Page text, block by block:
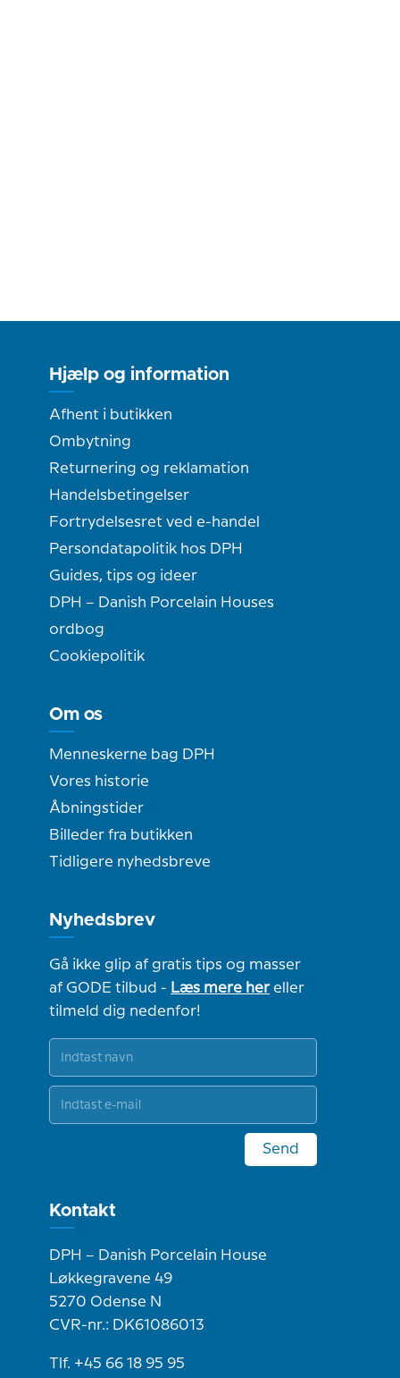
Hjælp og information
Afhent i butikken
Ombytning
Returnering og reklamation
Handelsbetingelser
Fortrydelsesret ved e-handel
Persondatapolitik hos DPH
Guides, tips og ideer
DPH – Danish Porcelain Houses
ordbog
Cookiepolitik
Om os
Menneskerne bag DPH
Vores historie
Åbningstider
Billeder fra butikken
Tidligere nyhedsbreve
Nyhedsbrev
Gå ikke glip af gratis tips og masser
af GODE tilbud - Læs mere hereller
tilmeld dig nedenfor!
Send
Kontakt
DPH – Danish Porcelain House
Løkkegravene 49
5270 Odense N
CVR-nr.: DK61086013
Tlf. +45 66 18 95 95